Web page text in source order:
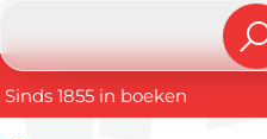
Sinds 1855 in boeken